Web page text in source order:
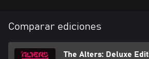
Comparar ediciones
The Alters: Deluxe